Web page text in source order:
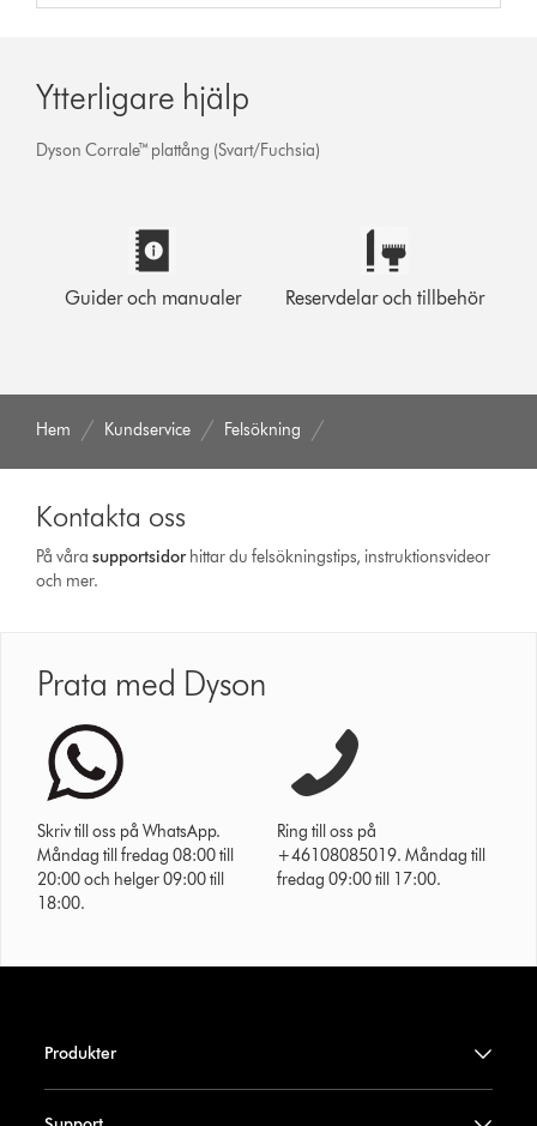
Ytterligare hjälp
Dyson Corrale™ plattång (Svart/Fuchsia)
Guider och manualer Reservdelar och tillbehör
Hem Kundservice Felsökning
Kontakta oss
På vårasupport­sidor hittar du felsökningstips, instruktionsvideor
och mer.
Prata med Dyson
Skriv till oss på WhatsApp.
Måndag till fredag 08:00 till
20:00 och helger 09:00 till
18:00.
Ring till oss på
+46108085019. Måndag till
fredag 09:00 till 17:00.
Produkter